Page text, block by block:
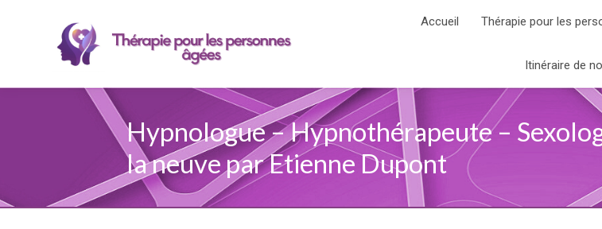
Accueil Thérapie pour les
Itinéraire de
Hypnologue – Hypnothérapeute –
la neuve par Etienne Dupont